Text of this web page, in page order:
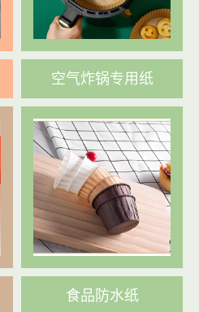
空气炸锅专用纸
食品防水纸